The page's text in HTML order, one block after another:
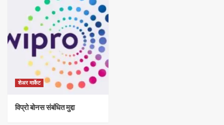
शेअर मार्केट
विप्रो बोनस संबंधित मुद्दा